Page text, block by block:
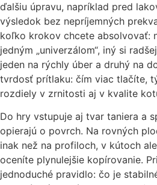
ďalšiu úpravu, napríklad pred
výsledok bez nepríjemných
koľko krokov chcete absolvovať:
jedným „univerzálom“, iný si
jeden na rýchly úber a druhý na
tvrdosť prítlaku: čím viac tlačíte,
rozdiely v zrnitosti aj v kvalite
Do hry vstupuje aj tvar taniera a
opierajú o povrch. Na rovných
inak než na profiloch, v kútoch
oceníte plynulejšie kopírovanie.
jednoduché pravidlo: čo je